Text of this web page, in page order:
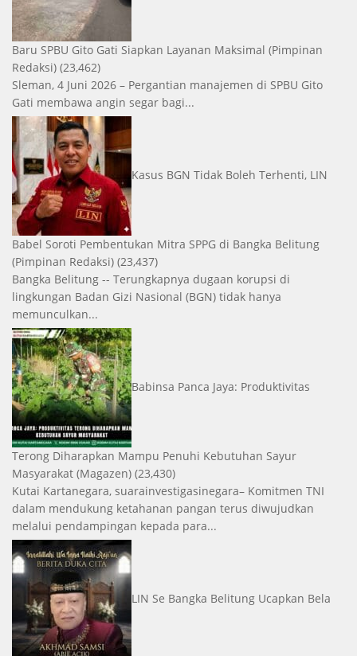
Baru SPBU Gito Gati Siapkan Layanan Maksimal (Pimpinan
Redaksi) (23,462)
Sleman, 4 Juni 2026 – Pergantian manajemen di SPBU Gito
Gati membawa angin segar bagi...
Kasus BGN Tidak Boleh Terhenti, LIN
Babel Soroti Pembentukan Mitra SPPG di Bangka Belitung
(Pimpinan Redaksi) (23,437)
Bangka Belitung -- Terungkapnya dugaan korupsi di
lingkungan Badan Gizi Nasional (BGN) tidak hanya
memunculkan...
Babinsa Panca Jaya: Produktivitas
Terong Diharapkan Mampu Penuhi Kebutuhan Sayur
Masyarakat (Magazen) (23,430)
Kutai Kartanegara, suarainvestigasinegara– Komitmen TNI
dalam mendukung ketahanan pangan terus diwujudkan
melalui pendampingan kepada para...
LIN Se Bangka Belitung Ucapkan Bela